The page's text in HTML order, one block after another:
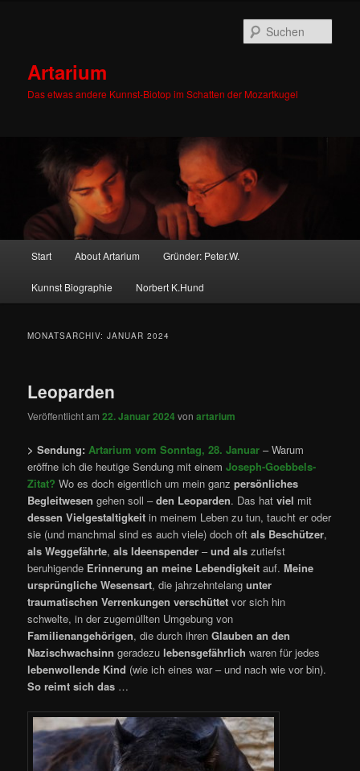
Artarium
Das etwas andere Kunnst-Biotop im Schatten der Mozartkugel
Start About Artarium Gründer: Peter.W.
Kunnst Biographie Norbert K.Hund
MONATSARCHIV:JANUAR 2024
Leoparden
Veröffentlicht am22. Januar 2024vonartarium
> Sendung: Artarium vom Sonntag, 28. Januar – Warum
eröffne ich die heutige Sendung mit einemJoseph-Goebbels-
Zitat? Wo es doch eigentlich um mein ganzpersönliches
Begleitwesen gehen soll –den Leoparden. Das hatviel mit
dessen Vielgestaltigkeit in meinem Leben zu tun, taucht er oder
sie (und manchmal sind es auch viele) doch oftals Beschützer,
als Weggefährte,als Ideenspender –und als zutiefst
beruhigende Erinnerung an meine Lebendigkeit auf.Meine
ursprüngliche Wesensart, die jahrzehntelangunter
traumatischen Verrenkungen verschüttet vor sich hin
schwelte, in der zugemüllten Umgebung von
Familienangehörigen, die durch ihrenGlauben an den
Nazischwachsinn geradezu lebensgefährlich waren für jedes
lebenwollende Kind (wie ich eines war – und nach wie vor bin).
So reimt sich das …